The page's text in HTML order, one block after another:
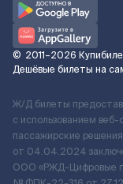
© 2011–2026
Дешёвые билеты на
Ж/Д билеты
с использованием
пассажирские
от 04.04.2024
ООО «РЖД-Цифровые